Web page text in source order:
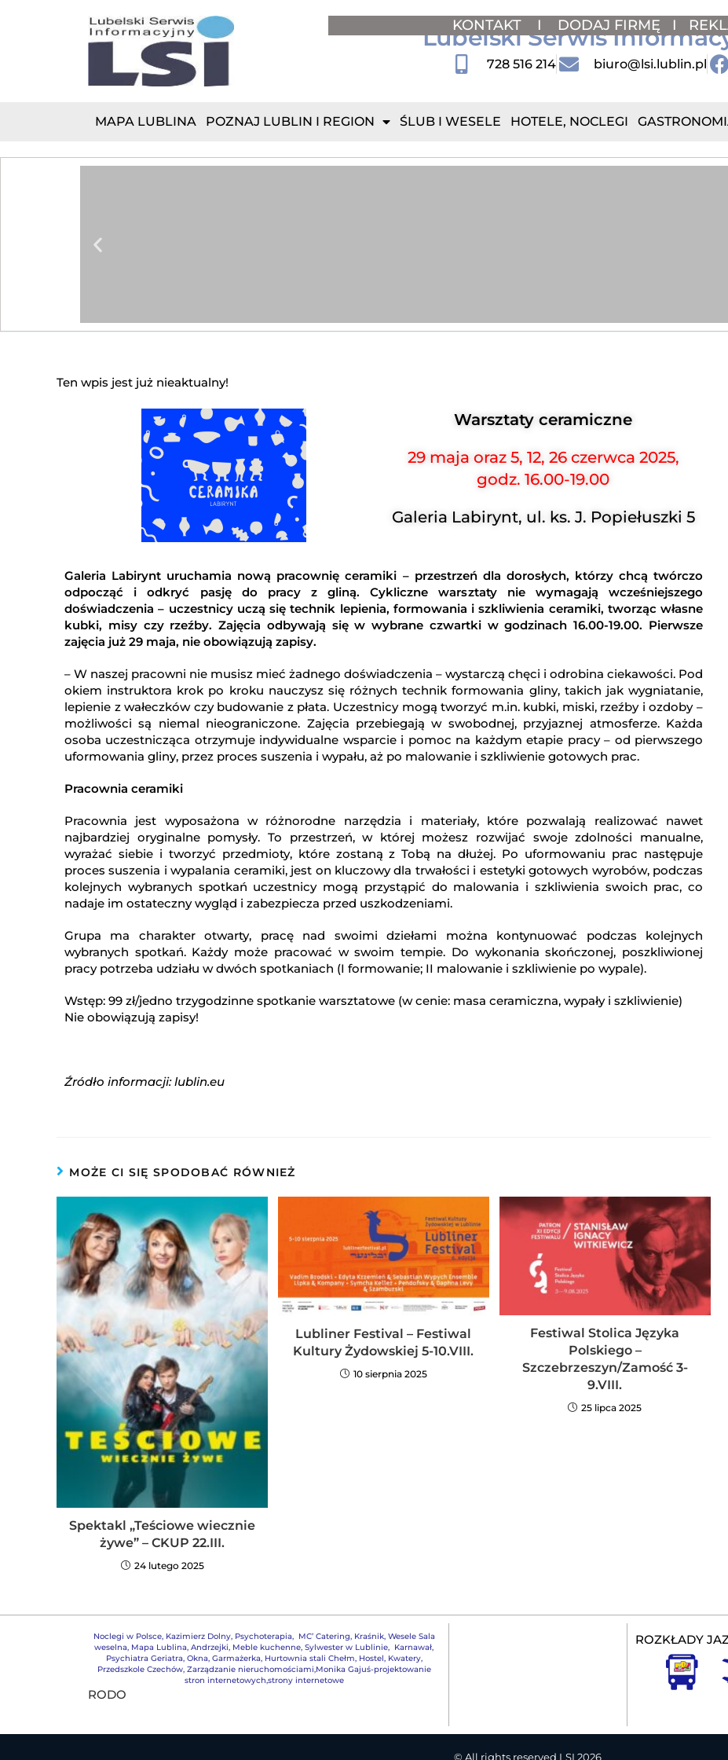
KONTAKT I DODAJ FIRMĘ I
Lubelski Serwis
728 516 214 biuro@lsi.lublin.pl
MAPA LUBLINA POZNAJ LUBLIN I REGION ŚLUB I WESELE HOTELE, NOCLEGI
Ten wpis jest już nieaktualny!
Warsztaty ceramiczne
29 maja oraz 5, 12, 26 czerwca 2025,
godz. 16.00-19.00
Galeria Labirynt, ul. ks. J. Popiełuszki 5
Galeria Labirynt uruchamia nową pracownię ceramiki – przestrzeń dla dorosłych, którzy chcą twórczo
odpocząć i odkryć pasję do pracy z gliną. Cykliczne warsztaty nie wymagają wcześniejszego
doświadczenia – uczestnicy uczą się technik lepienia, formowania i szkliwienia ceramiki, tworząc własne
kubki, misy czy rzeźby. Zajęcia odbywają się w wybrane czwartki w godzinach 16.00-19.00. Pierwsze
zajęcia już 29 maja, nie obowiązują zapisy.
– W naszej pracowni nie musisz mieć żadnego doświadczenia – wystarczą chęci i odrobina ciekawości. Pod
okiem instruktora krok po kroku nauczysz się różnych technik formowania gliny, takich jak wygniatanie,
lepienie z wałeczków czy budowanie z płata. Uczestnicy mogą tworzyć m.in. kubki, miski, rzeźby i ozdoby –
możliwości są niemal nieograniczone. Zajęcia przebiegają w swobodnej, przyjaznej atmosferze. Każda
osoba uczestnicząca otrzymuje indywidualne wsparcie i pomoc na każdym etapie pracy – od pierwszego
uformowania gliny, przez proces suszenia i wypału, aż po malowanie i szkliwienie gotowych prac.
Pracownia ceramiki
Pracownia jest wyposażona w różnorodne narzędzia i materiały, które pozwalają realizować nawet
najbardziej oryginalne pomysły. To przestrzeń, w której możesz rozwijać swoje zdolności manualne,
wyrażać siebie i tworzyć przedmioty, które zostaną z Tobą na dłużej. Po uformowaniu prac następuje
proces suszenia i wypalania ceramiki, jest on kluczowy dla trwałości i estetyki gotowych wyrobów, podczas
kolejnych wybranych spotkań uczestnicy mogą przystąpić do malowania i szkliwienia swoich prac, co
nadaje im ostateczny wygląd i zabezpiecza przed uszkodzeniami.
Grupa ma charakter otwarty, pracę nad swoimi dziełami można kontynuować podczas kolejnych
wybranych spotkań. Każdy może pracować w swoim tempie. Do wykonania skończonej, poszkliwionej
pracy potrzeba udziału w dwóch spotkaniach (I formowanie; II malowanie i szkliwienie po wypale).
Wstęp: 99 zł/jedno trzygodzinne spotkanie warsztatowe (w cenie: masa ceramiczna, wypały i szkliwienie)
Nie obowiązują zapisy!
Źródło informacji: lublin.eu
MOŻE CI SIĘ SPODOBAĆ RÓWNIEŻ
Spektakl „Teściowe wiecznie
żywe” – CKUP 22.III.
24 lutego 2025
Lubliner Festival – Festiwal
Kultury Żydowskiej 5-10.VIII.
10 sierpnia 2025
Festiwal Stolica Języka
Polskiego –
Szczebrzeszyn/Zamość 3-
9.VIII.
25 lipca 2025
Noclegi w Polsce, Kazimierz Dolny, Psychoterapia, MC’ Catering, Kraśnik, Wesele Sala
weselna, Mapa Lublina,Andrzejki, Meble kuchenne,Sylwester w Lublinie, Karnawał,
Psychiatra Geriatra, Okna, Garmażerka, Hurtownia stali Chełm, Hostel, Kwatery,
Przedszkole Czechów, Zarządzanie nieruchomościami,Monika Gajuś-projektowanie
stron internetowych,strony internetowe
RODO
ROZKŁADY
© All rights reserved LSI 2026